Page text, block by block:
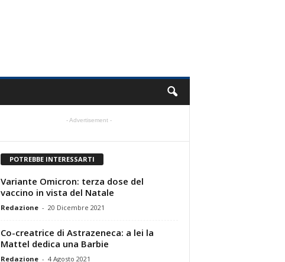
- Advertisement -
POTREBBE INTERESSARTI
Variante Omicron: terza dose del
vaccino in vista del Natale
Redazione - 20 Dicembre 2021
Co-creatrice di Astrazeneca: a lei la
Mattel dedica una Barbie
Redazione - 4 Agosto 2021